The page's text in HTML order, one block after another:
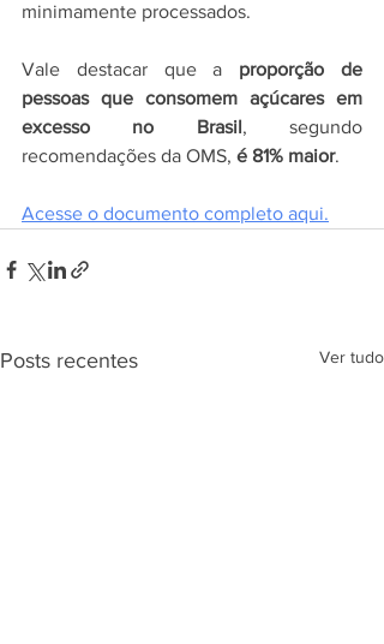
minimamente processados.
Vale destacar que a proporção de
pessoas que consomem açúcares em
excesso no Brasil, segundo
recomendações da OMS, é 81% maior.
Acesse o documento completo aqui.
Posts recentes Ver tudo